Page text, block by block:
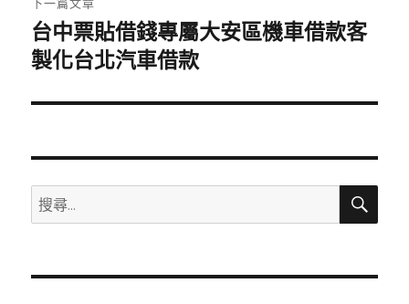
下
一
文
台中票貼借錢專屬大安區機車借款客
製化台北汽車借款
搜
尋
鍵
搜